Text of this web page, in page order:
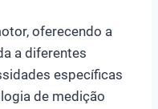
oferecendo a
a diferentes
específicas
de medição